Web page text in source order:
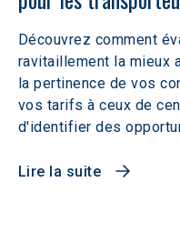
Découvrez comment
ravitaillement la mieux
la pertinence de vos
vos tarifs à ceux de
d'identifier des
Lire la suite